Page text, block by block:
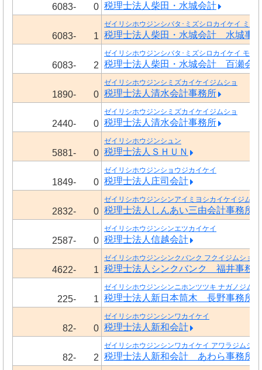
6083- 0 税理士法人柴田・水城会計
6083- 1
ゼイリシホウジンシバタ･ミズシロカイケイ ミズ
税理士法人柴田・水城会計 水城事
6083- 2
ゼイリシホウジンシバタ･ミズシロカイケイ モモ
税理士法人柴田・水城会計 百瀬会
1890- 0
ゼイリシホウジンシミズカイケイジムショ
税理士法人清水会計事務所
2440- 0
ゼイリシホウジンシミズカイケイジムショ
税理士法人清水会計事務所
5881- 0
ゼイリシホウジンシュン
税理士法人ＳＨＵＮ
1849- 0
ゼイリシホウジンショウジカイケイ
税理士法人庄司会計
2832- 0
ゼイリシホウジンシンアイミヨシカイケイジムシ
税理士法人しんあい三由会計事務所
2587- 0
ゼイリシホウジンシンエツカイケイ
税理士法人信越会計
4622- 1
ゼイリシホウジンシンクバンク フクイジムショ
税理士法人シンクバンク 福井事務
225- 1
ゼイリシホウジンシンニホンツツキ ナガノジムシ
税理士法人新日本筒木 長野事務所
82- 0
ゼイリシホウジンシンワカイケイ
税理士法人新和会計
82- 2
ゼイリシホウジンシンワカイケイ アワラジムショ
税理士法人新和会計 あわら事務所